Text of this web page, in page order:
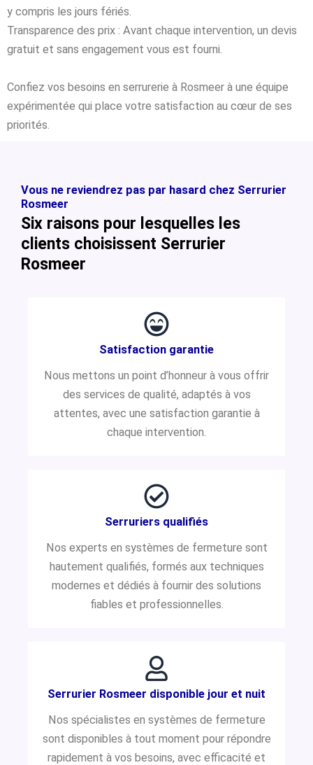
y compris les jours fériés.
Transparence des prix : Avant chaque intervention, un devis
gratuit et sans engagement vous est fourni.
Confiez vos besoins en serrurerie à Rosmeer à une équipe
expérimentée qui place votre satisfaction au cœur de ses
priorités.
Vous ne reviendrez pas par hasard chez Serrurier
Rosmeer
Six raisons pour lesquelles les
clients choisissent Serrurier
Rosmeer
Satisfaction garantie
Nous mettons un point d’honneur à vous offrir
des services de qualité, adaptés à vos
attentes, avec une satisfaction garantie à
chaque intervention.
Serruriers qualifiés
Nos experts en systèmes de fermeture sont
hautement qualifiés, formés aux techniques
modernes et dédiés à fournir des solutions
fiables et professionnelles.
Serrurier Rosmeer disponible jour et nuit
Nos spécialistes en systèmes de fermeture
sont disponibles à tout moment pour répondre
rapidement à vos besoins, avec efficacité et